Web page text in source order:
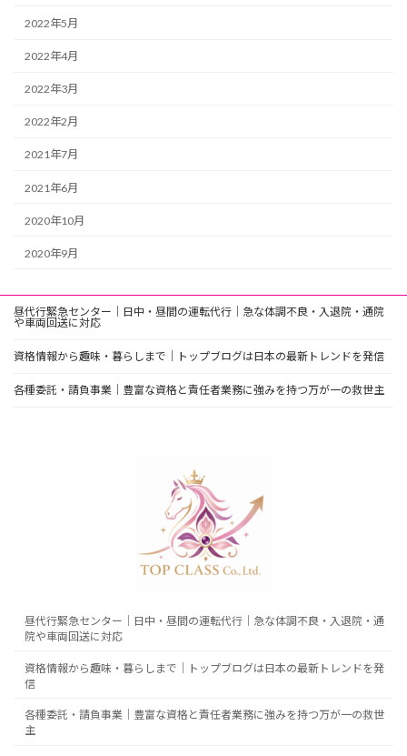
2022年5月
2022年4月
2022年3月
2022年2月
2021年7月
2021年6月
2020年10月
2020年9月
昼代行緊急センター｜日中・昼間の運転代行｜急な体調不良・入退院・通院
や車両回送に対応
資格情報から趣味・暮らしまで｜トップブログは日本の最新トレンドを発信
各種委託・請負事業｜豊富な資格と責任者業務に強みを持つ万が一の救世主
昼代行緊急センター｜日中・昼間の運転代行｜急な体調不良・入退院・通
院や車両回送に対応
資格情報から趣味・暮らしまで｜トップブログは日本の最新トレンドを発
信
各種委託・請負事業｜豊富な資格と責任者業務に強みを持つ万が一の救世
主